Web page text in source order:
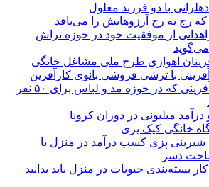
با دو فرزند معلول
رج به رج آرزوهایش را می‌بافد
از موفقیت خود در حوزه تراش
اهوازی طرح ملی مشاغل خانگی
با ترشی فروشی بانوی کارآفرین
روایت بانوی کارآفرینی که در حوزه مد و لباس برای ۵۰ نفر
میلیونی در دوران کرونا
خانگی کیک پزی
شیرینی پزی کسب درآمد در منزل با
دسر
بسته‌بندی حبوبات در منزل باید بدانید